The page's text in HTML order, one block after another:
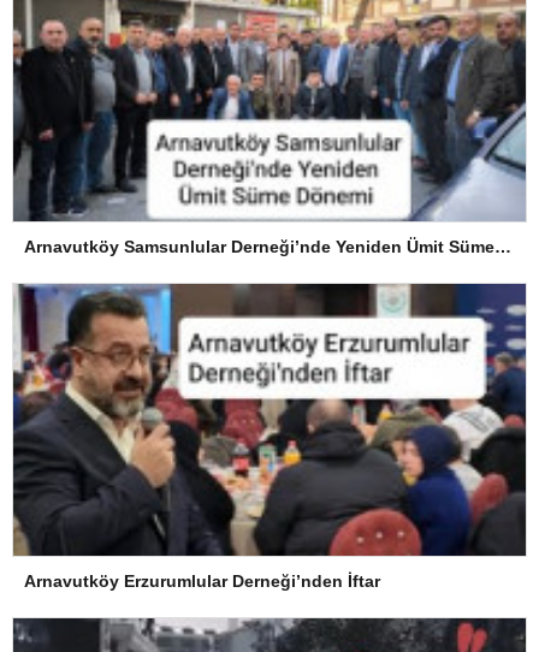
Arnavutköy Samsunlular Derneği’nde Yeniden Ümit Süme Dönemi
Arnavutköy Erzurumlular Derneği’nden İftar